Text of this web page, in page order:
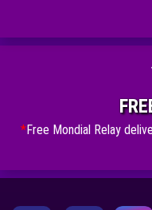
*Free Mondial Relay